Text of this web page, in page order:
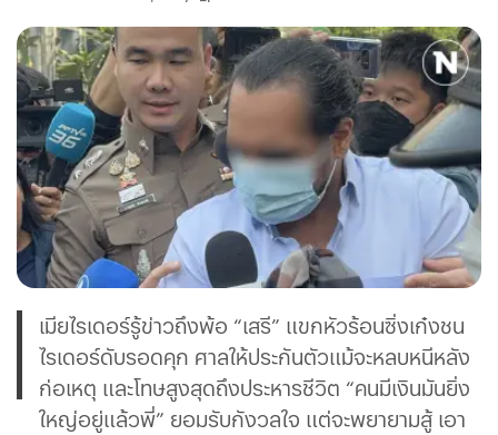
เมียไรเดอร์รู้ข่าวถึงพ้อ “เสรี” แขกหัวร้อนซิ่งเก๋งชน
ไรเดอร์ดับรอดคุก ศาลให้ประกันตัวแม้จะหลบหนีหลัง
ก่อเหตุ และโทษสูงสุดถึงประหารชีวิต “คนมีเงินมันยิ่ง
ใหญ่อยู่แล้วพี่” ยอมรับกังวลใจ แต่จะพยายามสู้ เอา